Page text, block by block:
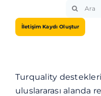
Hakkımızda
Eğitmenler
Search
for:
İletişim Kaydı Oluştur
Turquality
uluslararası alanda